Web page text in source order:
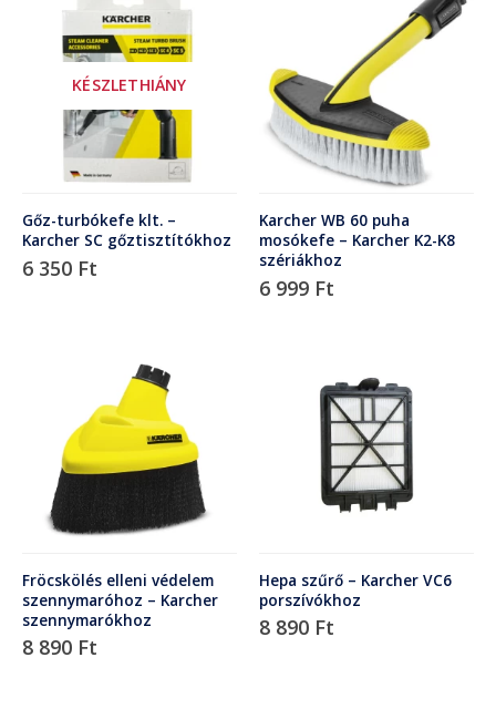
KÉSZLETHIÁNY
Gőz-turbókefe klt. –
Karcher SC gőztisztítókhoz
6 350 Ft
Karcher WB 60 puha
mosókefe – Karcher K2-K8
szériákhoz
6 999 Ft
Fröcskölés elleni védelem
szennymaróhoz – Karcher
szennymarókhoz
8 890 Ft
Hepa szűrő – Karcher VC6
porszívókhoz
8 890 Ft